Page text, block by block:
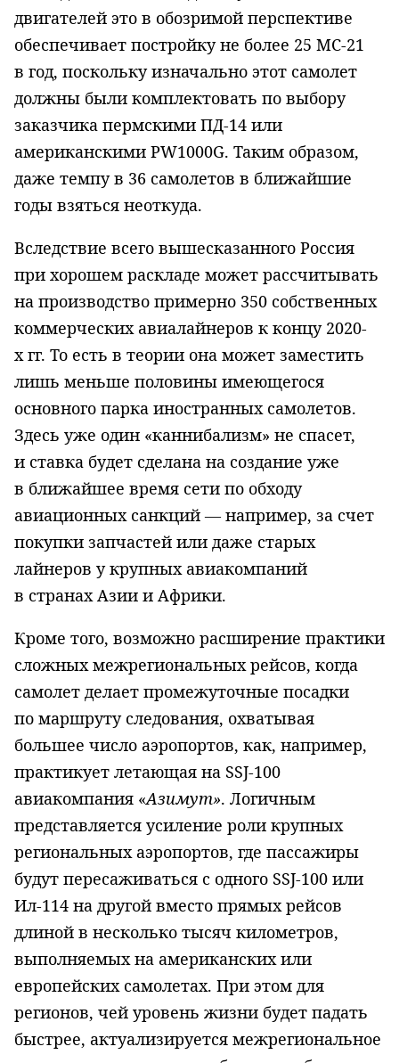
двигателей это в обозримой перспективе
обеспечивает постройку не более 25 МС-21
в год, поскольку изначально этот самолет
должны были комплектовать по выбору
заказчика пермскими ПД-14 или
американскими PW1000G. Таким образом,
даже темпу в 36 самолетов в ближайшие
годы взяться неоткуда.
Вследствие всего вышесказанного Россия
при хорошем раскладе может рассчитывать
на производство примерно 350 собственных
коммерческих авиалайнеров к концу 2020-
х гг. То есть в теории она может заместить
лишь меньше половины имеющегося
основного парка иностранных самолетов.
Здесь уже один «каннибализм» не спасет,
и ставка будет сделана на создание уже
в ближайшее время сети по обходу
авиационных санкций — например, за счет
покупки запчастей или даже старых
лайнеров у крупных авиакомпаний
в странах Азии и Африки.
Кроме того, возможно расширение практики
сложных межрегиональных рейсов, когда
самолет делает промежуточные посадки
по маршруту следования, охватывая
большее число аэропортов, как, например,
практикует летающая на SSJ-100
авиакомпания «Азимут». Логичным
представляется усиление роли крупных
региональных аэропортов, где пассажиры
будут пересаживаться с одного SSJ-100 или
Ил-114 на другой вместо прямых рейсов
длиной в несколько тысяч километров,
выполняемых на американских или
европейских самолетах. При этом для
регионов, чей уровень жизни будет падать
быстрее, актуализируется межрегиональное